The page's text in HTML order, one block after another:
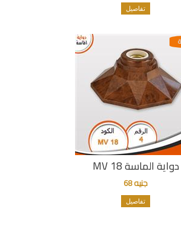
تفاصيل
دواية الماسة MV 18
جنيه 68
تفاصيل